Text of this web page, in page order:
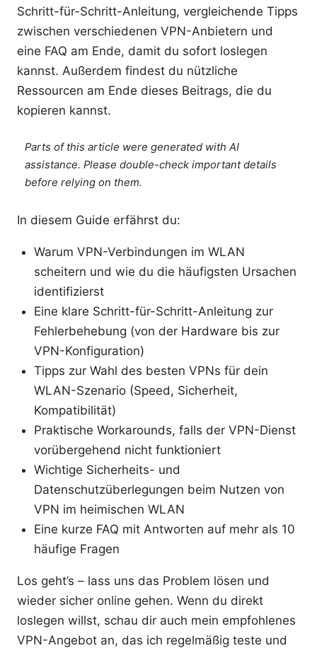
Schritt-für-Schritt-Anleitung, vergleichende Tipps
zwischen verschiedenen VPN-Anbietern und
eine FAQ am Ende, damit du sofort loslegen
kannst. Außerdem findest du nützliche
Ressourcen am Ende dieses Beitrags, die du
kopieren kannst.
Parts of this article were generated with AI
assistance. Please double-check important details
before relying on them.
In diesem Guide erfährst du:
Warum VPN-Verbindungen im WLAN
scheitern und wie du die häufigsten Ursachen
identifizierst
Eine klare Schritt-für-Schritt-Anleitung zur
Fehlerbehebung (von der Hardware bis zur
VPN-Konfiguration)
Tipps zur Wahl des besten VPNs für dein
WLAN-Szenario (Speed, Sicherheit,
Kompatibilität)
Praktische Workarounds, falls der VPN-Dienst
vorübergehend nicht funktioniert
Wichtige Sicherheits- und
Datenschutzüberlegungen beim Nutzen von
VPN im heimischen WLAN
Eine kurze FAQ mit Antworten auf mehr als 10
häufige Fragen
Los geht’s – lass uns das Problem lösen und
wieder sicher online gehen. Wenn du direkt
loslegen willst, schau dir auch mein empfohlenes
VPN-Angebot an, das ich regelmäßig teste und